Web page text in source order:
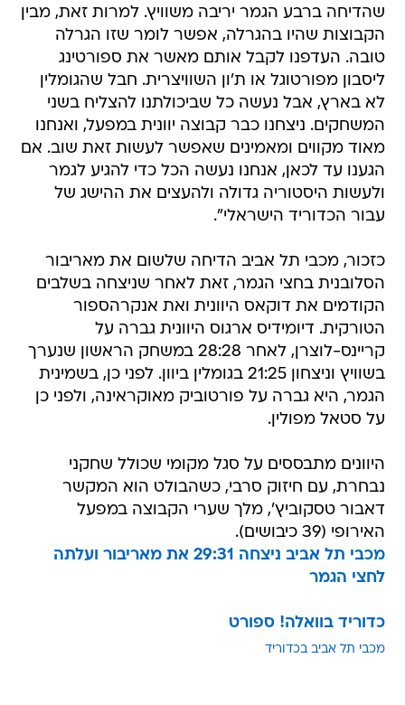
שהדיחה ברבע הגמר יריבה משוויץ. למרות זאת, מבין
הקבוצות שהיו בהגרלה, אפשר לומר שזו הגרלה
טובה. העדפנו לקבל אותם מאשר את ספורטינג
ליסבון מפורטוגל או ת'ון השוויצרית. חבל שהגומלין
לא בארץ, אבל נעשה כל שביכולתנו להצליח בשני
המשחקים. ניצחנו כבר קבוצה יוונית במפעל, ואנחנו
מאוד מקווים ומאמינים שאפשר לעשות זאת שוב. אם
הגענו עד לכאן, אנחנו נעשה הכל כדי להגיע לגמר
ולעשות היסטוריה גדולה ולהעצים את ההישג של
עבור הכדוריד הישראלי".
כזכור, מכבי תל אביב הדיחה שלשום את מאריבור
הסלובנית בחצי הגמר, זאת לאחר שניצחה בשלבים
הקודמים את דוקאס היוונית ואת אנקרהספור
הטורקית. דיומידיס ארגוס היוונית גברה על
קריינס-לוצרן, לאחר 28:28 במשחק הראשון שנערך
בשוויץ וניצחון 21:25 בגומלין ביוון. לפני כן, בשמינית
הגמר, היא גברה על פורטוביק מאוקראינה, ולפני כן
על סטאל מפולין.
היוונים מתבססים על סגל מקומי שכולל שחקני
נבחרת, עם חיזוק סרבי, כשהבולט הוא המקשר
דאבור טסקוביץ', מלך שערי הקבוצה במפעל
האירופי (39 כיבושים).
מכבי תל אביב ניצחה 29:31 את מאריבור ועלתה
לחצי הגמר
כדוריד בוואלה! ספורט
מכבי תל אביב בכדוריד